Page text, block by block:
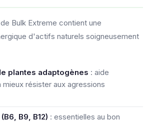
Bulk Extreme contient une
d'actifs naturels soigneusement
plantes adaptogènes : aide
mieux résister aux agressions
B9, B12) : essentielles au bon